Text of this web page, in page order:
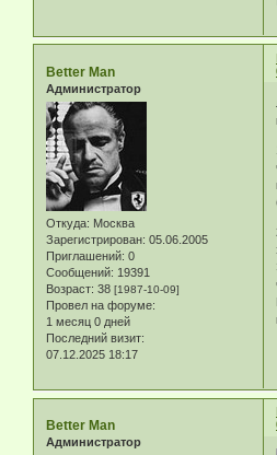
Better Man
Администратор
Откуда: Москва
Зарегистрирован: 05.06.2005
Приглашений: 0
Сообщений: 19391
Возраст: 38 [1987-10-09]
Провел на форуме:
1 месяц 0 дней
Последний визит:
07.12.2025 18:17
Better Man
Администратор